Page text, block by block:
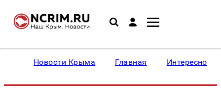
Новости Крыма Главная Интересное